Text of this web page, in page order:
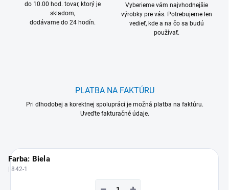
do 10.00 hod. tovar, ktorý je
skladom,
dodávame do 24 hodín.
Vyberieme vám najvhodnejšie
výrobky pre vás. Potrebujeme len
vedieť, kde a na čo sa budú
používať.
PLATBA NA FAKTÚRU
Pri dlhodobej a korektnej spolupráci je možná platba na faktúru.
Uveďte fakturačné údaje.
Farba: Biela
| 842-1